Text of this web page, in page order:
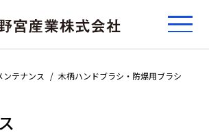
ンテナンス 木柄ハンドブラシ・防爆用ブラシ